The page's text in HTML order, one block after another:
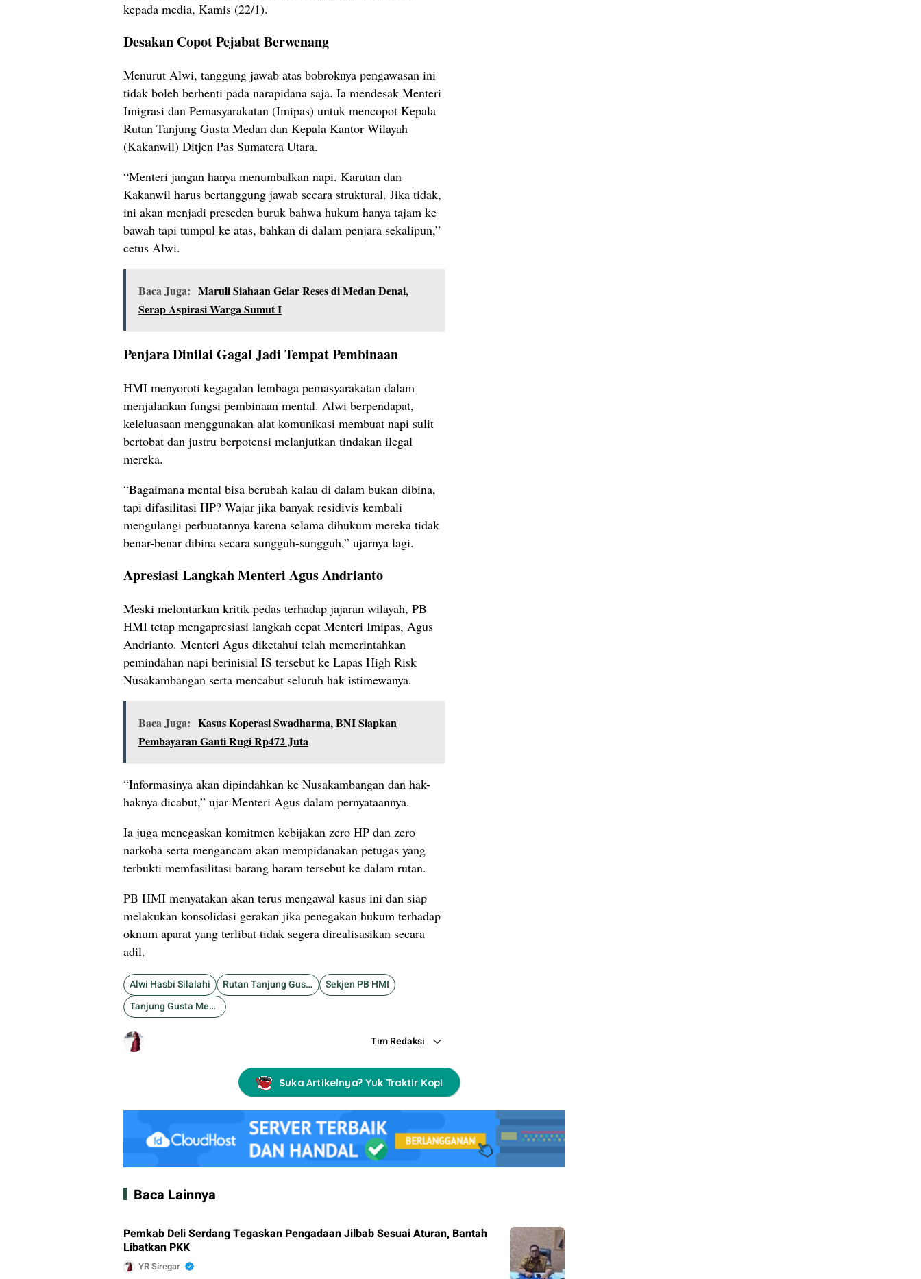
kepada media, Kamis (22/1).
Desakan Copot Pejabat Berwenang
Menurut Alwi, tanggung jawab atas bobroknya pengawasan ini
tidak boleh berhenti pada narapidana saja. Ia mendesak Menteri
Imigrasi dan Pemasyarakatan (Imipas) untuk mencopot Kepala
Rutan Tanjung Gusta Medan dan Kepala Kantor Wilayah
(Kakanwil) Ditjen Pas Sumatera Utara.
“Menteri jangan hanya menumbalkan napi. Karutan dan
Kakanwil harus bertanggung jawab secara struktural. Jika tidak,
ini akan menjadi preseden buruk bahwa hukum hanya tajam ke
bawah tapi tumpul ke atas, bahkan di dalam penjara sekalipun,”
cetus Alwi.
Baca Juga: Maruli Siahaan Gelar Reses di Medan Denai,
Serap Aspirasi Warga Sumut I
Penjara Dinilai Gagal Jadi Tempat Pembinaan
HMI menyoroti kegagalan lembaga pemasyarakatan dalam
menjalankan fungsi pembinaan mental. Alwi berpendapat,
keleluasaan menggunakan alat komunikasi membuat napi sulit
bertobat dan justru berpotensi melanjutkan tindakan ilegal
mereka.
“Bagaimana mental bisa berubah kalau di dalam bukan dibina,
tapi difasilitasi HP? Wajar jika banyak residivis kembali
mengulangi perbuatannya karena selama dihukum mereka tidak
benar-benar dibina secara sungguh-sungguh,” ujarnya lagi.
Apresiasi Langkah Menteri Agus Andrianto
Meski melontarkan kritik pedas terhadap jajaran wilayah, PB
HMI tetap mengapresiasi langkah cepat Menteri Imipas, Agus
Andrianto. Menteri Agus diketahui telah memerintahkan
pemindahan napi berinisial IS tersebut ke Lapas High Risk
Nusakambangan serta mencabut seluruh hak istimewanya.
Baca Juga: Kasus Koperasi Swadharma, BNI Siapkan
Pembayaran Ganti Rugi Rp472 Juta
“Informasinya akan dipindahkan ke Nusakambangan dan hak-
haknya dicabut,” ujar Menteri Agus dalam pernyataannya.
Ia juga menegaskan komitmen kebijakan zero HP dan zero
narkoba serta mengancam akan mempidanakan petugas yang
terbukti memfasilitasi barang haram tersebut ke dalam rutan.
PB HMI menyatakan akan terus mengawal kasus ini dan siap
melakukan konsolidasi gerakan jika penegakan hukum terhadap
oknum aparat yang terlibat tidak segera direalisasikan secara
adil.
Alwi Hasbi Silalahi Rutan Tanjung Gusta
Sekjen PB HMI
Tanjung Gusta Medan
Tim Redaksi
Suka Artikelnya? Yuk Traktir Kopi
Baca Lainnya
Pemkab Deli Serdang Tegaskan Pengadaan Jilbab Sesuai Aturan, Bantah
Libatkan PKK
YR Siregar